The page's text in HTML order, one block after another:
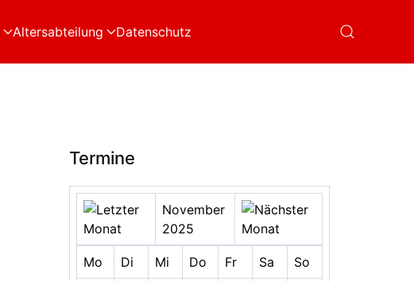
Altersabteilung Datenschutz
Termine
November
2025
Mo Di Mi Do Fr Sa So